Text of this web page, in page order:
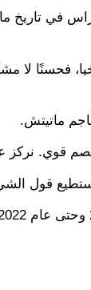
في تاريخ
لا
ماتيتش.
قوي. نركز
قول